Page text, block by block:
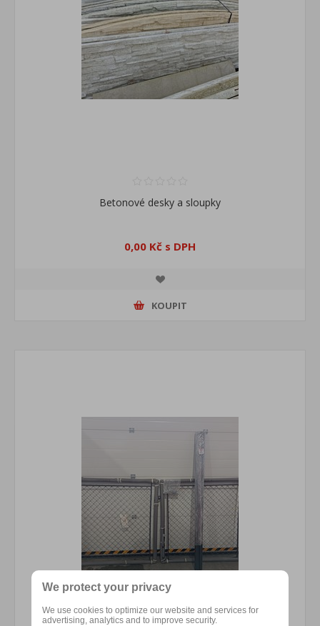
Betonové desky a sloupky
0,00 Kč s DPH
KOUPIT
We protect your privacy
We use cookies to optimize our website and services for
advertising, analytics and to improve security.